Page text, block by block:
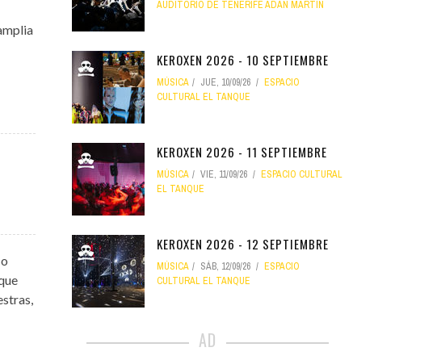
AUDITORIO DE TENERIFE ADÁN MARTÍN
KEROXEN 2026 - 10 SEPTIEMBRE
MÚSICA JUE, 10/09/26
ESPACIO
CULTURAL EL TANQUE
KEROXEN 2026 - 11 SEPTIEMBRE
MÚSICA VIE, 11/09/26
ESPACIO CULTURAL
EL TANQUE
KEROXEN 2026 - 12 SEPTIEMBRE
MÚSICA SÁB, 12/09/26
ESPACIO
CULTURAL EL TANQUE
AD